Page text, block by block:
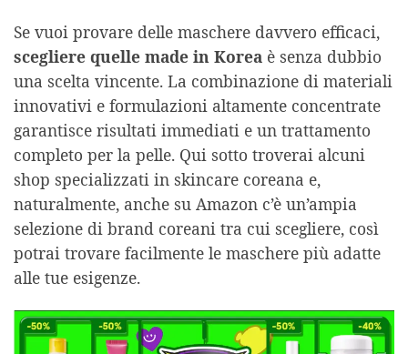
Se vuoi provare delle maschere davvero efficaci,
scegliere quelle made in Korea è senza dubbio
una scelta vincente. La combinazione di materiali
innovativi e formulazioni altamente concentrate
garantisce risultati immediati e un trattamento
completo per la pelle. Qui sotto troverai alcuni
shop specializzati in skincare coreana e,
naturalmente, anche su Amazon c’è un’ampia
selezione di brand coreani tra cui scegliere, così
potrai trovare facilmente le maschere più adatte
alle tue esigenze.